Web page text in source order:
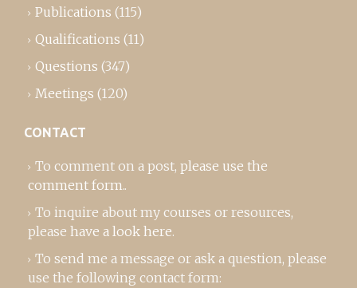
Publications (115)
Qualifications (11)
Questions (347)
Meetings (120)
CONTACT
To comment on a post, please use the
comment form..
To inquire about my courses or resources,
please have a look here.
To send me a message or ask a question, please
use the following contact form: